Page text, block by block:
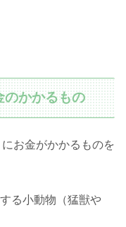
のかかるもの
お金がかかるものを
る小動物（猛獣や